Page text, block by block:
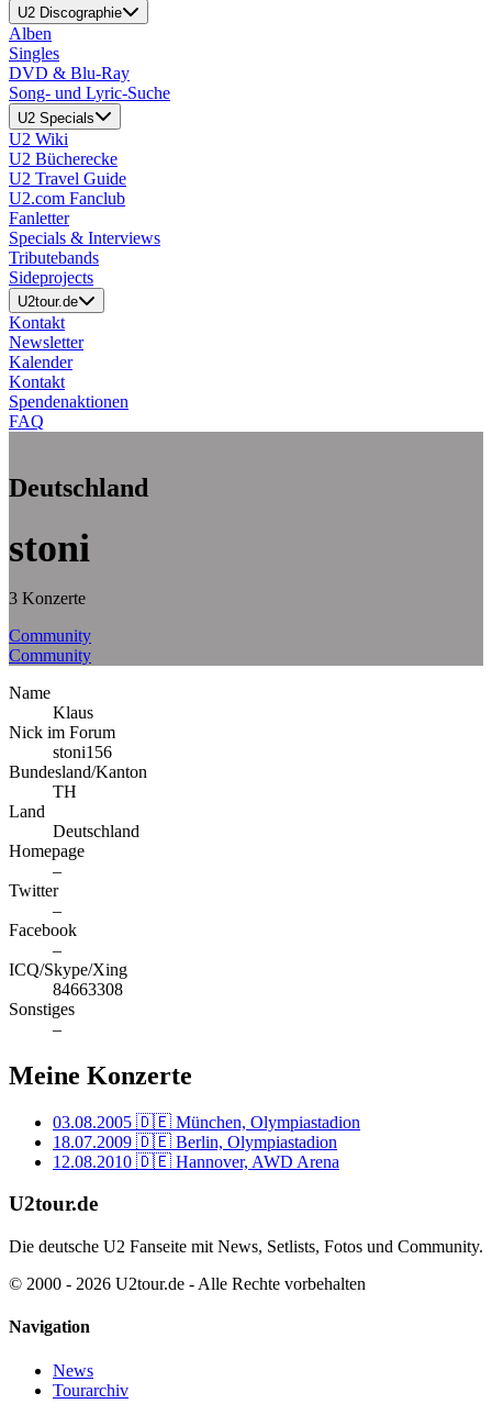
U2 Discographie
Alben
Singles
DVD & Blu-Ray
Song- und Lyric-Suche
U2 Specials
U2 Wiki
U2 Bücherecke
U2 Travel Guide
U2.com Fanclub
Fanletter
Specials & Interviews
Tributebands
Sideprojects
U2tour.de
Kontakt
Newsletter
Kalender
Kontakt
Spendenaktionen
FAQ
Deutschland
stoni
3 Konzerte
Community
Community
Name
Klaus
Nick im Forum
stoni156
Bundesland/Kanton
TH
Land
Deutschland
Homepage
–
Twitter
–
Facebook
–
ICQ/Skype/Xing
84663308
Sonstiges
–
Meine Konzerte
03.08.2005 🇩🇪 München, Olympiastadion
18.07.2009 🇩🇪 Berlin, Olympiastadion
12.08.2010 🇩🇪 Hannover, AWD Arena
U2tour.de
Die deutsche U2 Fanseite mit News, Setlists, Fotos und Community.
© 2000 - 2026 U2tour.de - Alle Rechte vorbehalten
Navigation
News
Tourarchiv